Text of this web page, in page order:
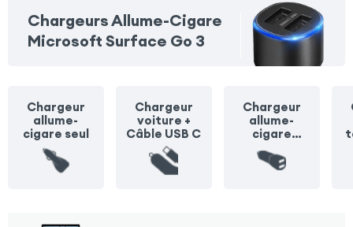
Chargeurs Allume-Cigare
Microsoft Surface Go 3
Chargeur
allume-
cigare seul
Chargeur
voiture +
Câble USB C
Chargeur
allume-
cigare